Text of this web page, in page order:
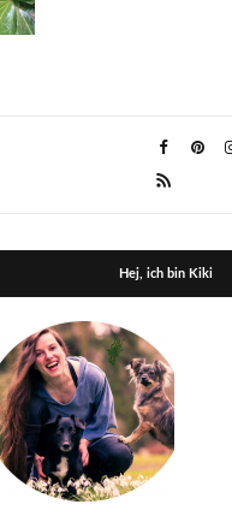
Hej, ich bin Kiki